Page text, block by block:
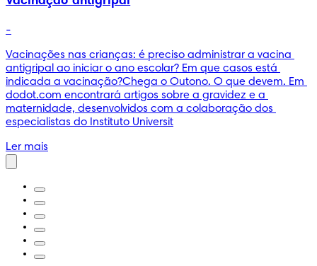
-
Vacinações nas crianças: é preciso administrar a vacina
antigripal ao iniciar o ano escolar? Em que casos está
indicada a vacinação?Chega o Outono. O que devem. Em
dodot.com encontrará artigos sobre a gravidez e a
maternidade, desenvolvidos com a colaboração dos
especialistas do Instituto Universit
Ler mais